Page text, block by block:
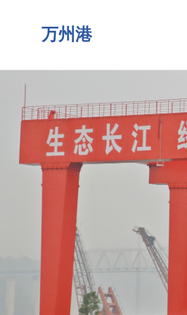
万州港